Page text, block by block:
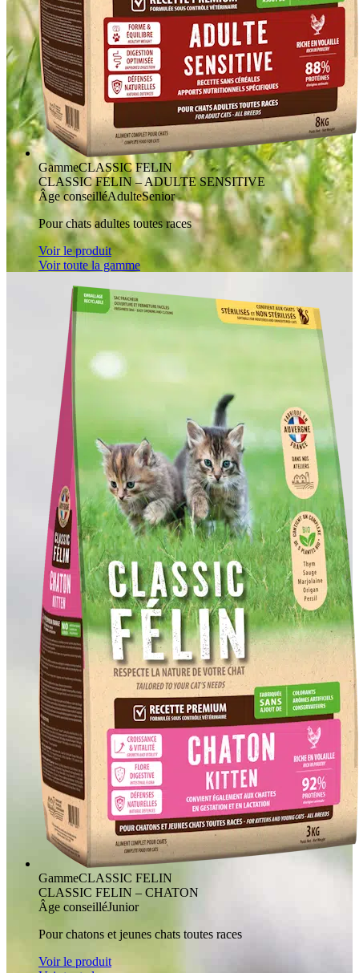
GammeCLASSIC FELIN
CLASSIC FELIN – ADULTE SENSITIVE
Âge conseilléAdulteSenior
Pour chats adultes toutes races
Voir le produit
Voir toute la gamme
GammeCLASSIC FELIN
CLASSIC FELIN – CHATON
Âge conseilléJunior
Pour chatons et jeunes chats toutes races
Voir le produit